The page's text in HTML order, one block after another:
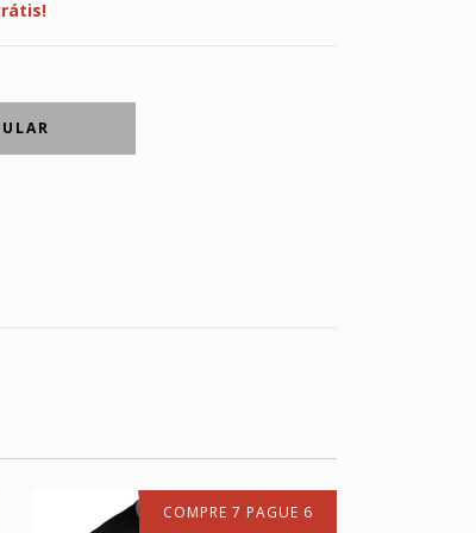
COMPRE 7 PAGUE 6